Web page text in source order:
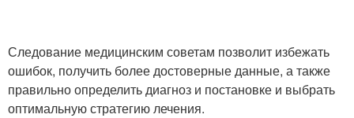
Следование медицинским советам позволит избежать
ошибок, получить более достоверные данные, а также
правильно определить диагноз и постановке и выбрать
оптимальную стратегию лечения.